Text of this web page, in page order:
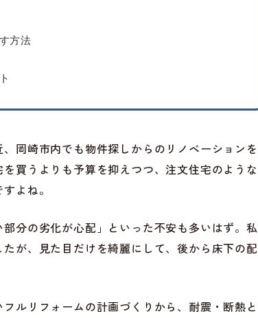
方法
岡崎市内でも物件探しからのリノベーションを
買うよりも予算を抑えつつ、注文住宅のような
よね。
分の劣化が心配」といった不安も多いはず。私
が、見た目だけを綺麗にして、後から床下の配
ルリフォームの計画づくりから、耐震・断熱と